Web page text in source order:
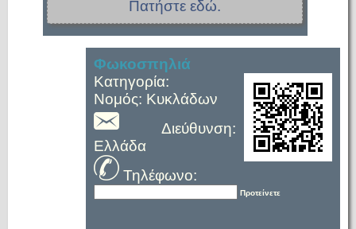
Πατήστε εδώ.
Φωκοσπηλιά
Κατηγορία:
Νομός: Κυκλάδων
Διεύθυνση:
Ελλάδα
Τηλέφωνο:
Προτείνετε